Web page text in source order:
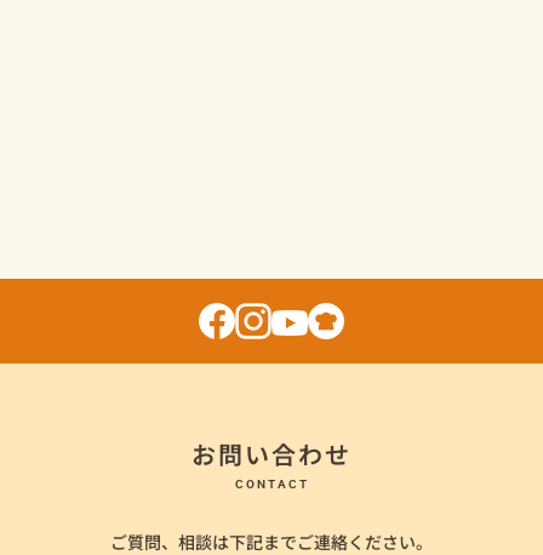
お問い合わせ
CONTACT
ご質問、相談は下記までご連絡ください。